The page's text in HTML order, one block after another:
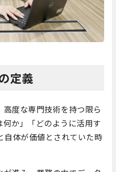
定義
度な専門技術を持つ限ら
か」「どのように活用す
自体が価値とされていた時